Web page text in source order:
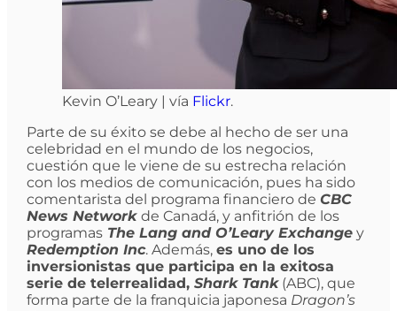
Kevin O’Leary | vía Flickr.
Parte de su éxito se debe al hecho de ser una
celebridad en el mundo de los negocios,
cuestión que le viene de su estrecha relación
con los medios de comunicación, pues ha sido
comentarista del programa financiero de CBC
News Network de Canadá, y anfitrión de los
programas The Lang and O’Leary Exchangey
Redemption Inc. Además, es uno de los
inversionistas que participa en la exitosa
serie de telerrealidad, Shark Tank(ABC), que
forma parte de la franquicia japonesa Dragon’s